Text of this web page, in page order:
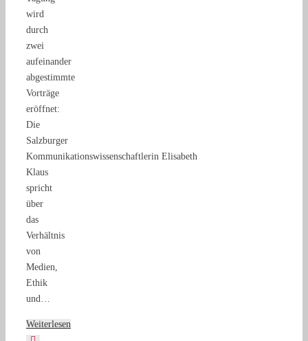
wird
durch
zwei
aufeinander
abgestimmte
Vorträge
eröffnet:
Die
Salzburger
Kommunikationswissenschaftlerin Elisabeth
Klaus
spricht
über
das
Verhältnis
von
Medien,
Ethik
und…
Weiterlesen